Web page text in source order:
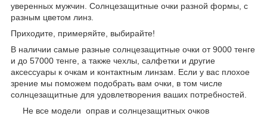
уверенных мужчин. Солнцезащитные очки разной формы, с
разным цветом линз.
Приходите, примеряйте, выбирайте!
В наличии самые разные солнцезащитные очки от 9000 тенге
и до 57000 тенге, а также чехлы, салфетки и другие
аксессуары к очкам и контактным линзам. Если у вас плохое
зрение мы поможем подобрать вам очки, в том числе
солнцезащитные для удовлетворения ваших потребностей.
Не все модели оправ и солнцезащитных очков